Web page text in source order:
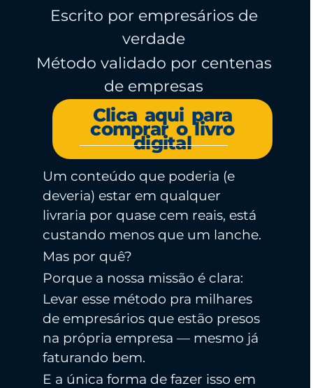
Escrito por empresários de
verdade
Método validado por centenas
de empresas
Clica aqui para
comprar o livro
digital
Um conteúdo que poderia (e
deveria) estar em qualquer
livraria por quase cem reais, está
custando menos que um lanche.
Mas por quê?
Porque a nossa missão é clara:
Levar esse método pra milhares
de empresários que estão presos
na própria empresa — mesmo já
faturando bem.
E a única forma de fazer isso em